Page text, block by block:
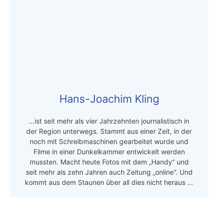
Hans-Joachim Kling
…ist seit mehr als vier Jahrzehnten journalistisch in
der Region unterwegs. Stammt aus einer Zeit, in der
noch mit Schreibmaschinen gearbeitet wurde und
Filme in einer Dunkelkammer entwickelt werden
mussten. Macht heute Fotos mit dem „Handy“ und
seit mehr als zehn Jahren auch Zeitung „online“. Und
kommt aus dem Staunen über all dies nicht heraus …